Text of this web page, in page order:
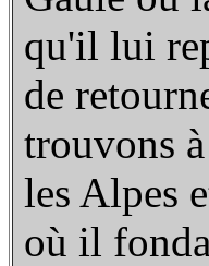
qu'il lui
de
trouvons
les Alpes
où il